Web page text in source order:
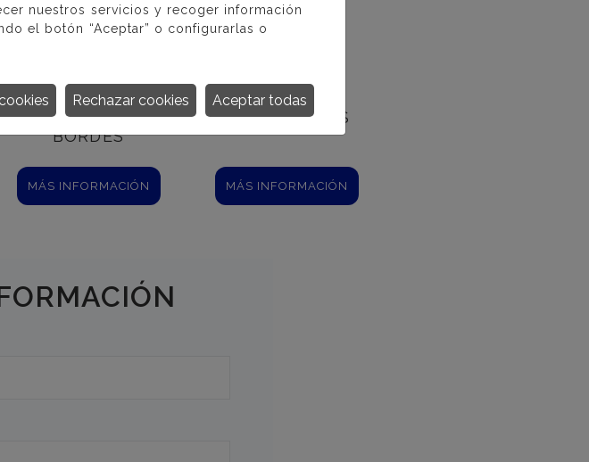
DESINCRUS
BORDES
MÁS INFORMACIÓN
CRYSTALPHOS
MÁS INFORMACIÓN
nuestros servicios y recoger información
el botón “Aceptar” o configurarlas o
Aceptar todas
Rechazar cookies